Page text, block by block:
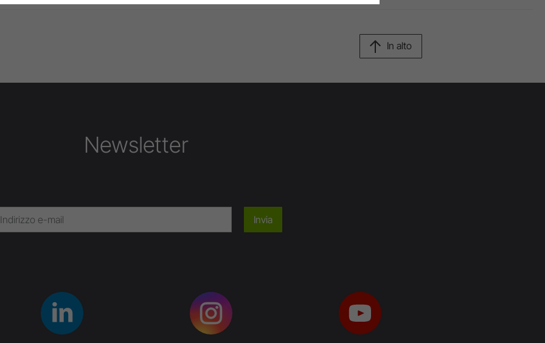
In alto
Newsletter
Invia